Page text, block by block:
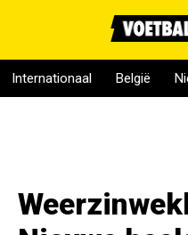
Internationaal België